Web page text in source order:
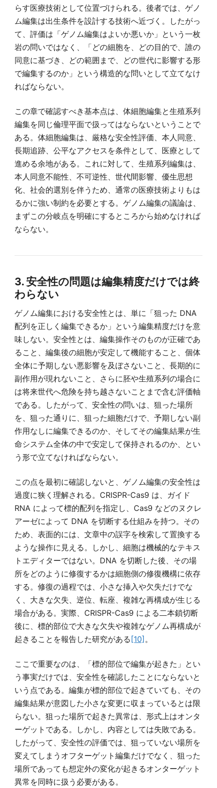
らす医療技術として位置づけられる。後者では、ゲノ
ム編集は出生条件を設計する技術へ近づく。したがっ
て、評価は「ゲノム編集はよいか悪いか」という一枚
岩の問いではなく、「どの細胞を、どの目的で、誰の
同意に基づき、どの範囲まで、どの世代に影響する形
で編集するのか」という構造的な問いとして立てなけ
ればならない。
この章で確認すべき基本点は、体細胞編集と生殖系列
編集を同じ倫理平面で扱ってはならないということで
ある。体細胞編集は、厳格な安全性評価、本人同意、
長期追跡、公平なアクセスを条件として、医療として
進める余地がある。これに対して、生殖系列編集は、
本人同意不能性、不可逆性、世代間影響、優生思想
化、社会的選別を伴うため、通常の医療技術よりもは
るかに強い制約を必要とする。ゲノム編集の議論は、
まずこの分岐点を明確にするところから始めなければ
ならない。
3. 安全性の問題は編集精度だけでは終
わらない
ゲノム編集における安全性とは、単に「狙った DNA
配列を正しく編集できるか」という編集精度だけを意
味しない。安全性とは、編集操作そのものが正確であ
ること、編集後の細胞が安定して機能すること、個体
全体に予期しない悪影響を及ぼさないこと、長期的に
副作用が現れないこと、さらに胚や生殖系列の場合に
は将来世代へ危険を持ち越さないことまで含む評価軸
である。したがって、安全性の問いは、狙った場所
を、狙った通りに、狙った細胞だけで、予期しない副
作用なしに編集できるのか、そしてその編集結果が生
命システム全体の中で安定して保持されるのか、とい
う形で立てなければならない。
この点を最初に確認しないと、ゲノム編集の安全性は
過度に狭く理解される。CRISPR-Cas9 は、ガイド
RNA によって標的配列を指定し、Cas9 などのヌクレ
アーゼによって DNA を切断する仕組みを持つ。その
ため、表面的には、文章中の誤字を検索して置換する
ような操作に見える。しかし、細胞は機械的なテキス
トエディターではない。DNA を切断した後、その場
所をどのように修復するかは細胞側の修復機構に依存
する。修復の過程では、小さな挿入や欠失だけでな
く、大きな欠失、逆位、転座、複雑な再構成が生じる
場合がある。実際、CRISPR-Cas9 による二本鎖切断
後に、標的部位で大きな欠失や複雑なゲノム再構成が
起きることを報告した研究がある[10] 。
ここで重要なのは、「標的部位で編集が起きた」とい
う事実だけでは、安全性を確認したことにならないと
いう点である。編集が標的部位で起きていても、その
編集結果が意図した小さな変更に収まっているとは限
らない。狙った場所で起きた異常は、形式上はオンタ
ーゲットである。しかし、内容としては失敗である。
したがって、安全性の評価では、狙っていない場所を
変えてしまうオフターゲット編集だけでなく、狙った
場所であっても想定外の変化が起きるオンターゲット
異常を同時に扱う必要がある。